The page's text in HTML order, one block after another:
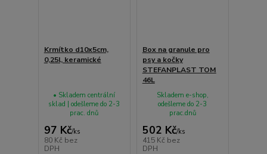
Krmítko d10x5cm,
0,25l, keramické
97 Kč/ks
80 Kč bez
DPH
• Skladem centrální
sklad | odešleme do 2-3
prac. dnů
Box na granule pro
psy a kočky
STEFANPLAST TOM
46L
502 Kč/ks
415 Kč bez
DPH
Skladem e-shop,
odešleme do 2-3
prac.dnů